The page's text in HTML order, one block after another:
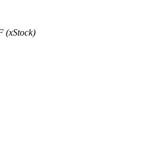
обеспеченных криптовалютой
(xStock)